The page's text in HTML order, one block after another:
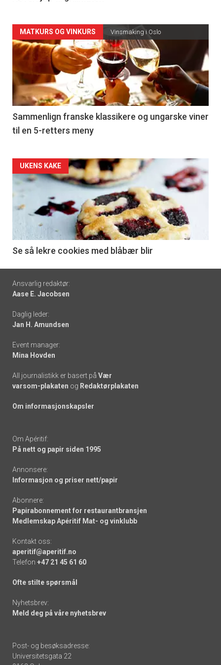
Forsiden
akkurat
nå
-
5
MATKURS OG VINKURS Vinsmaking i Oslo
Sammenlign franske klassikere og ungarske viner
til en 5-retters meny
Forsiden
akkurat
nå
6
UKENS KAKE
Se så lekre cookies med blåbær blir
Footer
-
links
Ansvarlig redaktør:
Aase E. Jacobsen
Daglig leder:
Jan H. Amundsen
Event manager:
Mina Hovden
All journalistikk er basert på Vær
varsom-plakaten og Redaktørplakaten
Om informasjonskapsler
Om Apéritif:
På nett og papir siden 1995
Annonsere:
Informasjon og priser nett/papir
Abonnere:
Papirabonnement for restaurantbransjen
Medlemskap Apéritif Mat- og vinklubb
Kontakt oss:
aperitif@aperitif.no
Telefon +47 21 45 61 60
Ofte stilte spørsmål
Nyhetsbrev:
Meld deg på våre nyhetsbrev
Post- og besøksadresse:
Universitetsgata 22